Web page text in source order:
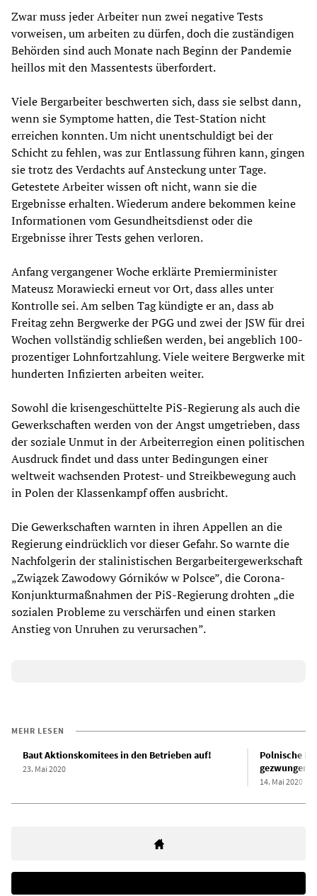
Zwar muss jeder Arbeiter nun zwei negative Tests
vorweisen, um arbeiten zu dürfen, doch die zuständigen
Behörden sind auch Monate nach Beginn der Pandemie
heillos mit den Massentests überfordert.
Viele Bergarbeiter beschwerten sich, dass sie selbst dann,
wenn sie Symptome hatten, die Test-Station nicht
erreichen konnten. Um nicht unentschuldigt bei der
Schicht zu fehlen, was zur Entlassung führen kann, gingen
sie trotz des Verdachts auf Ansteckung unter Tage.
Getestete Arbeiter wissen oft nicht, wann sie die
Ergebnisse erhalten. Wiederum andere bekommen keine
Informationen vom Gesundheitsdienst oder die
Ergebnisse ihrer Tests gehen verloren.
Anfang vergangener Woche erklärte Premierminister
Mateusz Morawiecki erneut vor Ort, dass alles unter
Kontrolle sei. Am selben Tag kündigte er an, dass ab
Freitag zehn Bergwerke der PGG und zwei der JSW für drei
Wochen vollständig schließen werden, bei angeblich 100-
prozentiger Lohnfortzahlung. Viele weitere Bergwerke mit
hunderten Infizierten arbeiten weiter.
Sowohl die krisengeschüttelte PiS-Regierung als auch die
Gewerkschaften werden von der Angst umgetrieben, dass
der soziale Unmut in der Arbeiterregion einen politischen
Ausdruck findet und dass unter Bedingungen einer
weltweit wachsenden Protest- und Streikbewegung auch
in Polen der Klassenkampf offen ausbricht.
Die Gewerkschaften warnten in ihren Appellen an die
Regierung eindrücklich vor dieser Gefahr. So warnte die
Nachfolgerin der stalinistischen Bergarbeitergewerkschaft
„Związek Zawodowy Górników w Polsce”, die Corona-
Konjunkturmaßnahmen der PiS-Regierung drohten „die
sozialen Probleme zu verschärfen und einen starken
Anstieg von Unruhen zu verursachen”.
MEHR LESEN
Baut Aktionskomitees in den Betrieben auf!
23. Mai 2020
Polnische
gezwungen,
14. Mai 2020